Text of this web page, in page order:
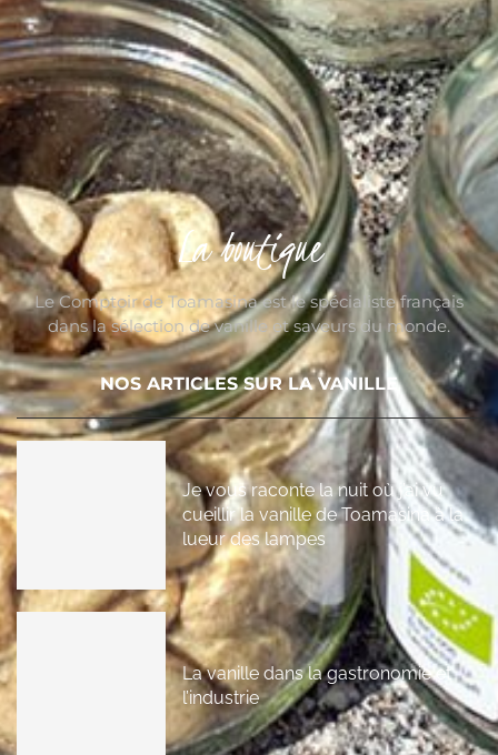
La boutique
Le Comptoir de Toamasina est le spécialiste français
dans la sélection de vanille et saveurs du monde.
NOS ARTICLES SUR LA VANILLE
Je vous raconte la nuit où j’ai vu
cueillir la vanille de Toamasina à la
lueur des lampes
La vanille dans la gastronomie et
l’industrie